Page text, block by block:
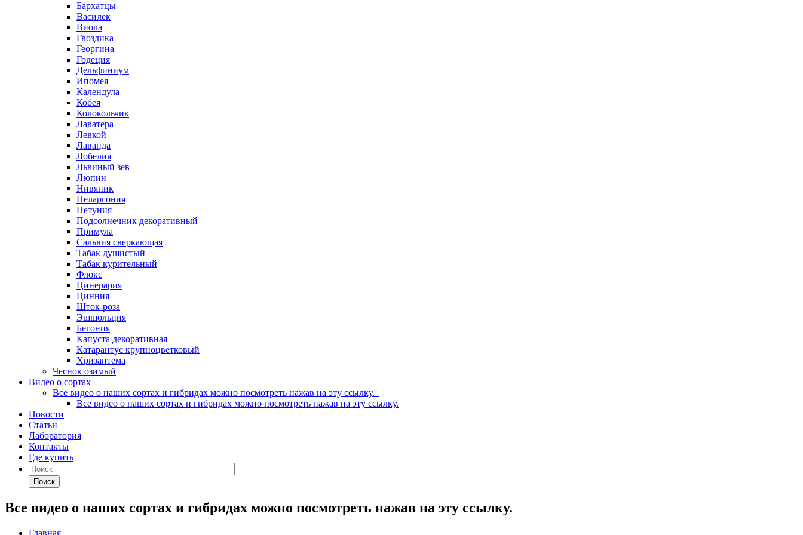
Бархатцы
Василёк
Виола
Гвоздика
Георгина
Годеция
Дельфиниум
Ипомея
Календула
Кобея
Колокольчик
Лаватера
Левкой
Лаванда
Лобелия
Львиный зев
Люпин
Нивяник
Пеларгония
Петуния
Подсолнечник декоративный
Примула
Сальвия сверкающая
Табак душистый
Табак курительный
Флокс
Цинерария
Цинния
Шток-роза
Эшшольция
Бегония
Капуста декоративная
Катарантус крупноцветковый
Хризантема
Чеснок озимый
Видео о сортах
Все видео о наших сортах и гибридах можно посмотреть нажав на эту ссылку.
Все видео о наших сортах и гибридах можно посмотреть нажав на эту ссылку.
Новости
Статьи
Лаборатория
Контакты
Где купить
Поиск
Все видео о наших сортах и гибридах можно посмотреть нажав на эту ссылку.
Главная